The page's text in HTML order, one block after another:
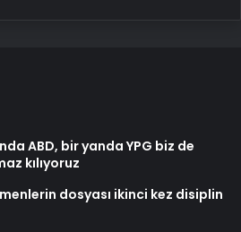
ABD, bir yanda YPG biz de
kılıyoruz
dosyası ikinci kez disiplin